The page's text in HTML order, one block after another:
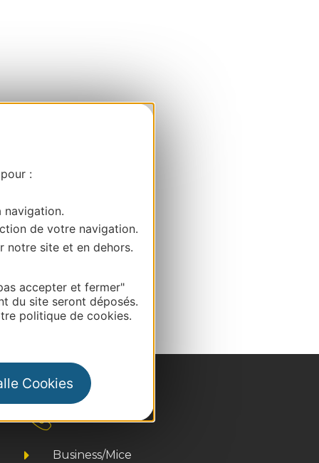
:
navigation.
de votre navigation.
notre site et en dehors.
accepter et fermer"
du site seront déposés.
politique de cookies.
Cookies
Kontakt
Business/Mice